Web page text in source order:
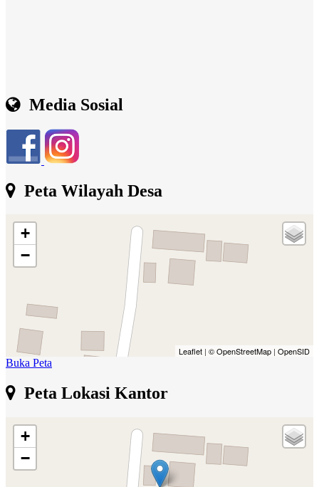
Media Sosial
Peta Wilayah Desa
+
−
Leaflet | © OpenStreetMap | OpenSID
Buka Peta
Peta Lokasi Kantor
+
−